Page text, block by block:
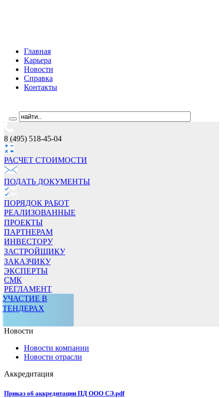
Главная
Карьера
Новости
Справка
Контакты
8 (495) 518-45-04
РАСЧЕТ СТОИМОCТИ
ПОДАТЬ ДОКУМЕНТЫ
ПОРЯДОК РАБОТ
РЕАЛИЗОВАННЫЕ
ПРОЕКТЫ
ПАРТНЕРАМ
ИНВЕСТОРУ
ЗАСТРОЙЩИКУ
ЗАКАЗЧИКУ
ЭКСПЕРТЫ
СМК
РЕГЛАМЕНТ
УЧАСТИЕ В
ТЕНДЕРАХ
Новости
Новости компании
Новости отрасли
Аккредитация
Приказ об аккредитации ПД ООО СЭ.pdf